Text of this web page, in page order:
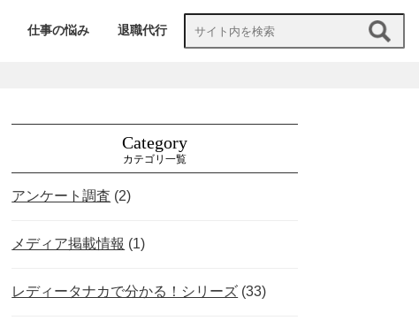
仕事の悩み 退職代行
Category
カテゴリ一覧
アンケート調査 (2)
メディア掲載情報 (1)
レディータナカで分かる！シリーズ (33)